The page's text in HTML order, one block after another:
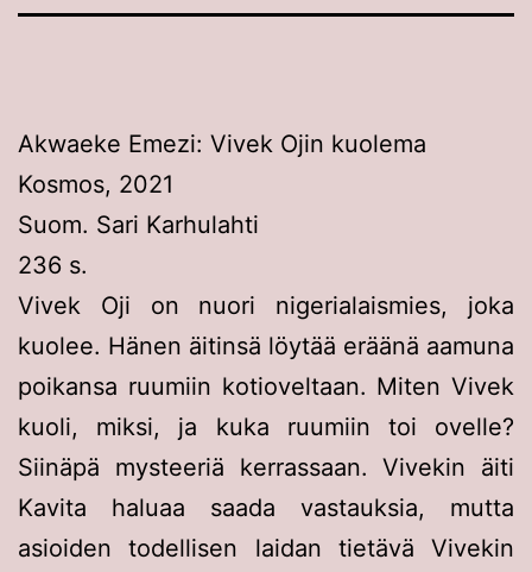
Akwaeke Emezi: Vivek Ojin kuolema
Kosmos, 2021
Suom. Sari Karhulahti
236 s.
Vivek Oji on nuori nigerialaismies, joka
kuolee. Hänen äitinsä löytää eräänä aamuna
poikansa ruumiin kotioveltaan. Miten Vivek
kuoli, miksi, ja kuka ruumiin toi ovelle?
Siinäpä mysteeriä kerrassaan. Vivekin äiti
Kavita haluaa saada vastauksia, mutta
asioiden todellisen laidan tietävä Vivekin